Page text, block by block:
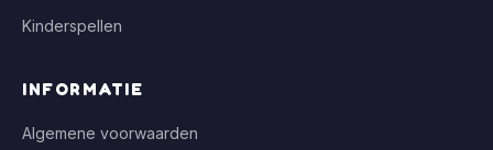
Kinderspellen
INFORMATIE
Algemene voorwaarden